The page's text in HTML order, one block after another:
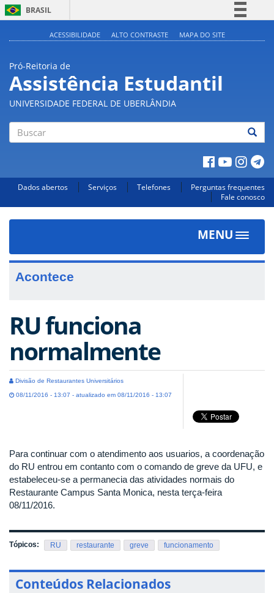
BRASIL
Acesso à informação
Legislação
Canais
ACESSIBILIDADE ALTO CONTRASTE MAPA DO SITE
Pró-Reitoria de
Assistência Estudantil
UNIVERSIDADE FEDERAL DE UBERLÂNDIA
Dados abertos Serviços Telefones
Perguntas frequentes
Fale conosco
MENU
Toggle
Acontece
RU funciona
normalmente
Divisão de Restaurantes Universitários
08/11/2016 - 13:07 - atualizado em 08/11/2016 - 13:07
Para continuar com o atendimento aos usuarios, a coordenação
do RU entrou em contanto com o comando de greve da UFU, e
estabeleceu-se a permanecia das atividades normais do
Restaurante Campus Santa Monica, nesta terça-feira
08/11/2016.
Tópicos: RU restaurante greve funcionamento
Conteúdos Relacionados